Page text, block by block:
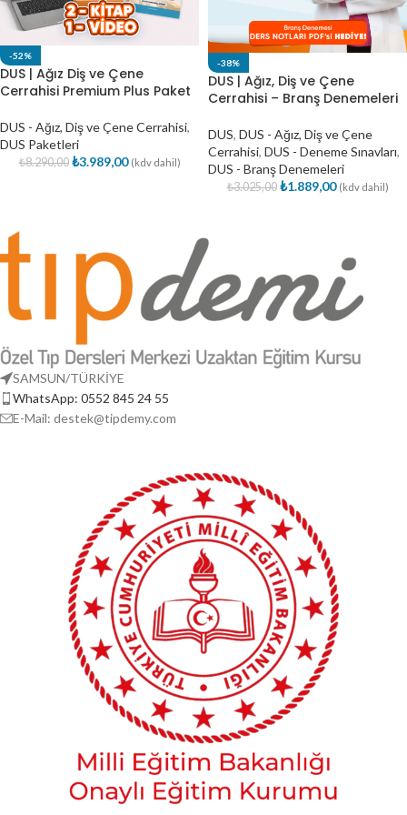
-52%
DUS | Ağız Diş ve Çene
Cerrahisi Premium Plus Paket
DUS - Ağız, Diş ve Çene Cerrahisi,
DUS Paketleri
₺8.290,00 ₺3.989,00 (kdv dahil)
-38%
DUS | Ağız, Diş ve Çene
Cerrahisi – Branş Denemeleri
DUS, DUS - Ağız, Diş ve Çene
Cerrahisi, DUS - Deneme Sınavları,
DUS - Branş Denemeleri
₺3.025,00 ₺1.889,00 (kdv dahil)
SAMSUN/TÜRKİYE
WhatsApp: 0552 845 24 55
E-Mail: destek@tipdemy.com